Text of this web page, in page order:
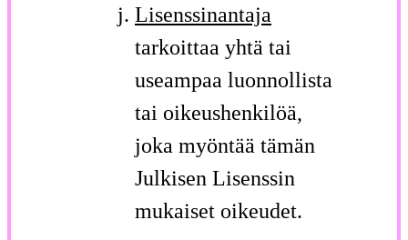
Lisenssinantaja
tarkoittaa yhtä tai
useampaa luonnollista
tai oikeushenkilöä,
joka myöntää tämän
Julkisen Lisenssin
mukaiset oikeudet.